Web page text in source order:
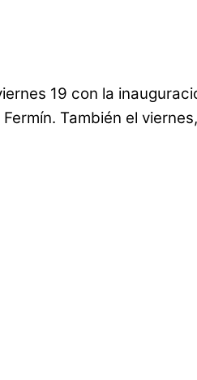
19 con la
También el